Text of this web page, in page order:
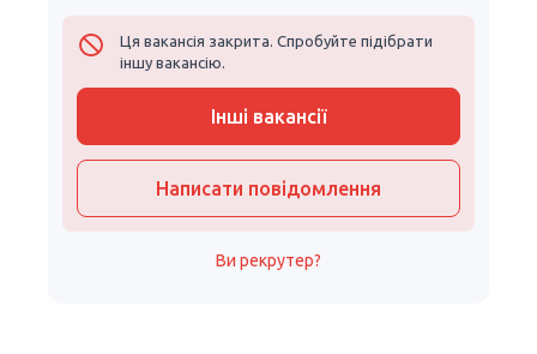
Ця вакансія закрита. Спробуйте підібрати
іншу вакансію.
Інші вакансії
Написати повідомлення
Ви рекрутер?